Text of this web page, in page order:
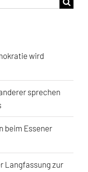
wird
sprechen
beim Essener
Langfassung zur